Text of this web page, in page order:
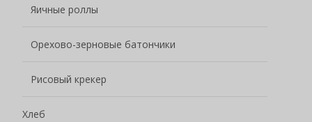
Яичные роллы
Орехово-зерновые батончики
Рисовый крекер
Хлеб